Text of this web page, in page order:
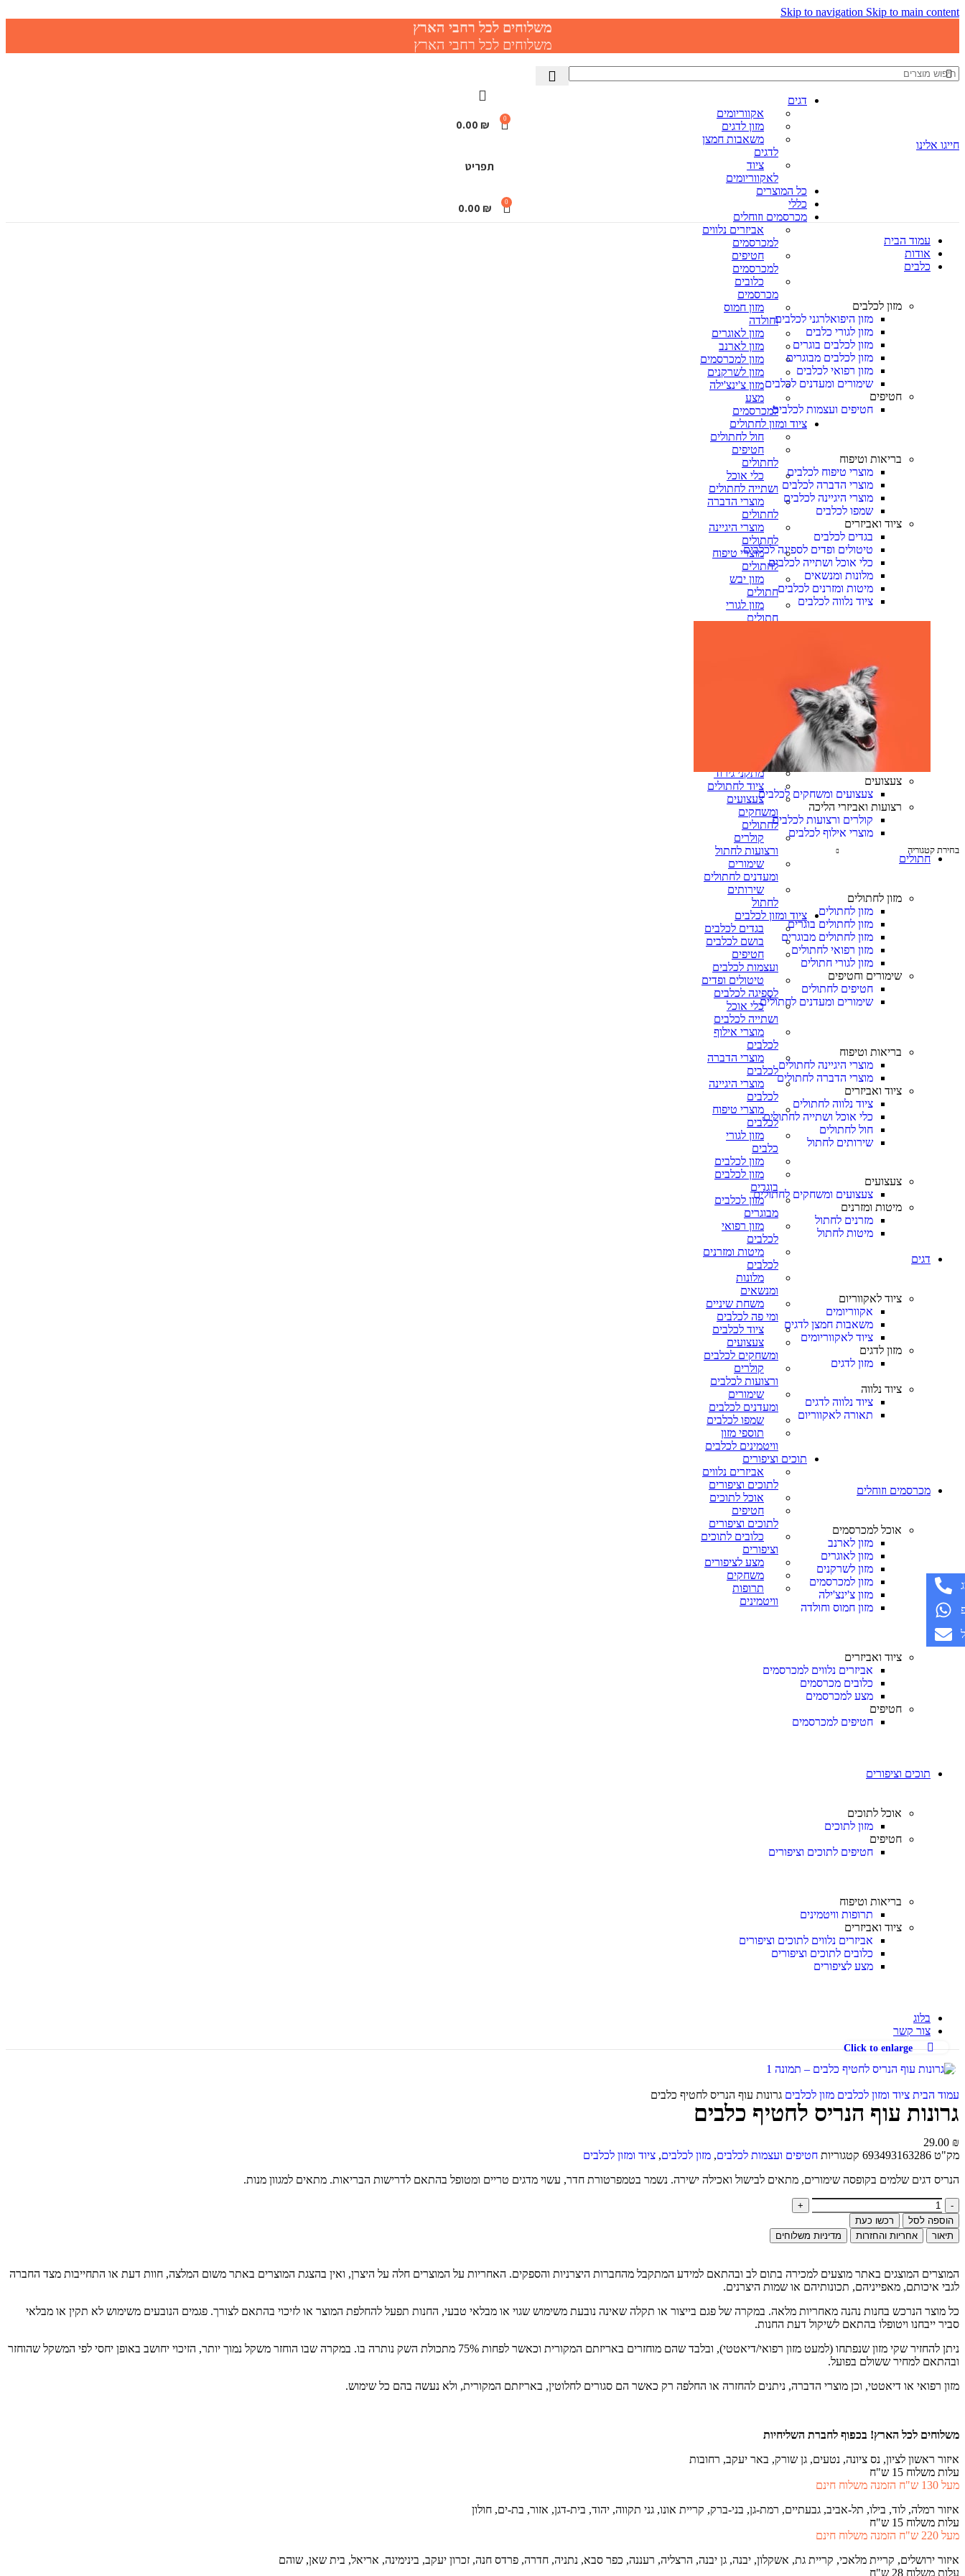
Skip to navigation Skip to main content
משלוחים לכל רחבי הארץ
משלוחים לכל רחבי הארץ
בחירת קטגוריה
דגים
אקווריומים
מזון לדגים
משאבות חמצן
לדגים
ציוד
לאקווריומים
כל המוצרים
כללי
מכרסמים וזוחלים
אביזרים נלווים
למכרסמים
חטיפים
למכרסמים
כלובים
מכרסמים
מזון חמוס
וחולדה
מזון לאוגרים
מזון לארנב
מזון למכרסמים
מזון לשרקנים
מזון צ'ינצ'ילה
מצע
למכרסמים
ציוד ומזון לחתולים
חול לחתולים
חטיפים
לחתולים
כלי אוכל
ושתייה לחתולים
מוצרי הדברה
לחתולים
מוצרי היגיינה
לחתולים
מוצרי טיפוח
לחתולים
מזון יבש
חתולים
מזון לגורי
חתולים
לחתולים
מתקני גירוד
ציוד לחתולים
צעצועים
ומשחקים
לחתולים
קולרים
ורצועות לחתול
שימורים
ומעדנים לחתולים
שירותים
לחתול
ציוד ומזון לכלבים
בגדים לכלבים
בושם לכלבים
חטיפים
ועצמות לכלבים
טיטולים ופדים
לספיגה לכלבים
כלי אוכל
ושתייה לכלבים
מוצרי אילוף
לכלבים
מוצרי הדברה
לכלבים
מוצרי היגיינה
לכלבים
מוצרי טיפוח
לכלבים
מזון לגורי
כלבים
מזון לכלבים
מזון לכלבים
בוגרים
מזון לכלבים
מבוגרים
מזון רפואי
לכלבים
מיטות ומזרנים
לכלבים
מלונות
ומנשאים
משחת שיניים
ומי פה לכלבים
ציוד לכלבים
צעצועים
ומשחקים לכלבים
קולרים
ורצועות לכלבים
שימורים
ומעדנים לכלבים
שמפו לכלבים
תוספי מזון
וויטמינים לכלבים
תוכים וציפורים
אביזרים נלווים
לתוכים וציפורים
אוכל לתוכים
חטיפים
לתוכים וציפורים
כלובים לתוכים
וציפורים
מצע לציפורים
משחקים
תרופות
וויטמינים
0
0.00 ₪
חייגו אלינו
תפריט
0
0.00 ₪
עמוד הבית
אודות
כלבים
מזון לכלבים
מזון היפואלרגני לכלבים
מזון לגורי כלבים
מזון לכלבים בוגרים
מזון לכלבים מבוגרים
מזון רפואי לכלבים
שימורים ומעדנים לכלבים
חטיפים
חטיפים ועצמות לכלבים
בריאות וטיפוח
מוצרי טיפוח לכלבים
מוצרי הדברה לכלבים
מוצרי היגיינה לכלבים
שמפו לכלבים
ציוד ואביזרים
בגדים לכלבים
טיטולים ופדים לספיגה לכלבים
כלי אוכל ושתייה לכלבים
מלונות ומנשאים
מיטות ומזרנים לכלבים
ציוד נלווה לכלבים
צעצועים
צעצועים ומשחקים לכלבים
רצועות ואביזרי הליכה
קולרים ורצועות לכלבים
מוצרי אילוף לכלבים
חתולים
מזון לחתולים
מזון לחתולים
מזון לחתולים בוגרים
מזון לחתולים מבוגרים
מזון רפואי לחתולים
מזון לגורי חתולים
שימורים וחטיפים
חטיפים לחתולים
שימורים ומעדנים לחתולים
בריאות וטיפוח
מוצרי היגיינה לחתולים
מוצרי הדברה לחתולים
ציוד ואביזרים
ציוד נלווה לחתולים
כלי אוכל ושתייה לחתולים
חול לחתולים
שירותים לחתול
צעצועים
צעצועים ומשחקים לחתולים
מיטות ומזרנים
מזרנים לחתול
מיטות לחתול
דגים
ציוד לאקווריום
אקווריומים
משאבות חמצן לדגים
ציוד לאקווריומים
מזון לדגים
מזון לדגים
ציוד נלווה
ציוד נלווה לדגים
תאורה לאקווריום
מכרסמים וזוחלים
אוכל למכרסמים
מזון לארנב
מזון לאוגרים
מזון לשרקנים
מזון למכרסמים
מזון צ'ינצ'ילה
מזון חמוס וחולדה
ציוד ואביזרים
אביזרים נלווים למכרסמים
כלובים מכרסמים
מצע למכרסמים
חטיפים
חטיפים למכרסמים
תוכים וציפורים
אוכל לתוכים
מזון לתוכים
חטיפים
חטיפים לתוכים וציפורים
בריאות וטיפוח
תרופות וויטמינים
ציוד ואביזרים
אביזרים נלווים לתוכים וציפורים
כלובים לתוכים וציפורים
מצע לציפורים
בלוג
צור קשר
Click to enlarge
עמוד הבית ציוד ומזון לכלבים מזון לכלבים גרונות עוף הנריס לחטיף כלבים
גרונות עוף הנריס לחטיף כלבים
29.00 ₪
מק"ט 693493163286 קטגוריות חטיפים ועצמות לכלבים, מזון לכלבים, ציוד ומזון לכלבים
הנריס דגים שלמים בקופסה שימורים, מתאים לבישול ואכילה ישירה. נשמר בטמפרטורת חדר, עשוי מדגים טריים ומטופל בהתאם לדרישות הבריאות. מתאים למגוון מנות.
הוספה לסל
רכשו כעת
תיאור
אחריות והחזרות מדיניות משלוחים
המוצרים המוצגים באתר מוצעים למכירה בתום לב ובהתאם למידע המתקבל מהחברות היצרניות והספקים. האחריות על המוצרים חלה על היצרן, ואין בהצגת המוצרים באתר משום המלצה, חוות דעת או התחייבות מצד החברה
לגבי איכותם, מאפייניהם, תכונותיהם או שמות היצרנים.
כל מוצר הנרכש בחנות נהנה מאחריות מלאה. במקרה של פגם בייצור או תקלה שאינה נובעת משימוש שגוי או מבלאי טבעי, החנות תפעל להחלפת המוצר או לזיכוי בהתאם לצורך. פגמים הנובעים משימוש לא תקין או מבלאי
סביר ייבחנו ויטופלו בהתאם לשיקול דעת החנות.
ניתן להחזיר שקי מזון שנפתחו (למעט מזון רפואי/דיאטטי), ובלבד שהם מוחזרים באריזתם המקורית וכאשר לפחות 75% מתכולת השק נותרה בו. במקרה שבו הוחזר משקל נמוך יותר, הזיכוי יחושב באופן יחסי לפי המשקל שהוחזר
ובהתאם למחיר ששולם בפועל.
מזון רפואי או דיאטטי, וכן מוצרי הדברה, ניתנים להחזרה או החלפה רק כאשר הם סגורים לחלוטין, באריזתם המקורית, ולא נעשה בהם כל שימוש.
משלוחים לכל הארץ! בכפוף לחברת השליחיות
איזור ראשון לציון, נס ציונה, נטעים, גן שורק, באר יעקב, רחובות
עלות משלוח 15 ש"ח
מעל 130 ש"ח הזמנה משלוח חינם
איזור רמלה, לוד, בילו, תל-אביב, גבעתיים, רמת-גן, בני-ברק, קריית אונו, גני תקווה, יהוד, בית-דגן, אזור, בת-ים, חולון
עלות משלוח 15 ש"ח
מעל 220 ש"ח הזמנה משלוח חינם
איזור ירושלים, קריית מלאכי, קריית גת, אשקלון, יבנה, גן יבנה, הרצליה, רעננה, כפר סבא, נתניה, חדרה, פרדס חנה, זכרון יעקב, בינימינה, אריאל, בית שאן, שוהם
עלות משלוח 28 ש"ח